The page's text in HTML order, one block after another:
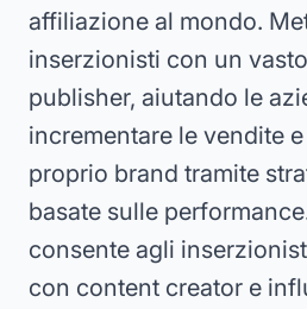
affiliazione al mondo.
inserzionisti con un
publisher, aiutando le
incrementare le vendite
proprio brand tramite
basate sulle
consente agli
con content creator e